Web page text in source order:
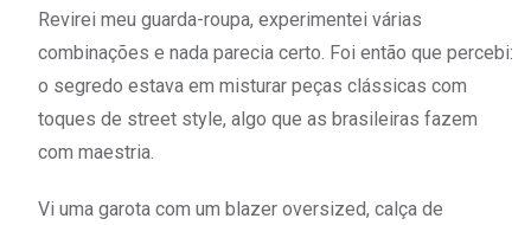
Revirei meu guarda-roupa, experimentei várias
combinações e nada parecia certo. Foi então que percebi:
o segredo estava em misturar peças clássicas com
toques de street style, algo que as brasileiras fazem
com maestria.
Vi uma garota com um blazer oversized, calça de